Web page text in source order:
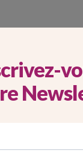
CHAPELLE
À PARIS